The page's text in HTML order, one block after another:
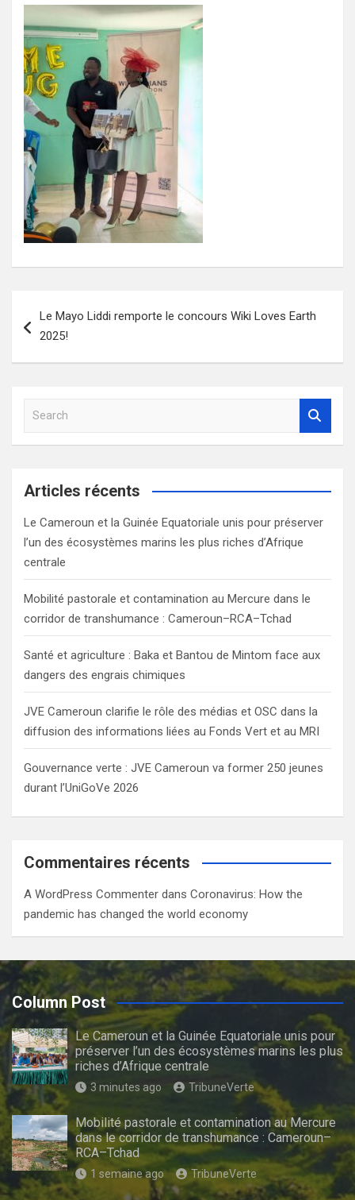
de
Le Mayo Liddi remporte le concours Wiki Loves Earth
2025!
a
c
Articles récents
Le Cameroun et la Guinée Equatoriale unis pour préserver
l’un des écosystèmes marins les plus riches d’Afrique
centrale
Mobilité pastorale et contamination au Mercure dans le
corridor de transhumance : Cameroun–RCA–Tchad
Santé et agriculture : Baka et Bantou de Mintom face aux
dangers des engrais chimiques
JVE Cameroun clarifie le rôle des médias et OSC dans la
diffusion des informations liées au Fonds Vert et au MRI
Gouvernance verte : JVE Cameroun va former 250 jeunes
durant l’UniGoVe 2026
Commentaires récents
A WordPress Commenter dans Coronavirus: How the
pandemic has changed the world economy
Column Post
Le Cameroun et la Guinée Equatoriale unis pour
préserver l’un des écosystèmes marins les plus
riches d’Afrique centrale
3 minutes ago TribuneVerte
Mobilité pastorale et contamination au Mercure
dans le corridor de transhumance : Cameroun–
RCA–Tchad
1 semaine ago TribuneVerte